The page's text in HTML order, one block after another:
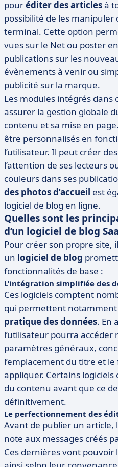
pouréditer des articlesà
possibilité de les manipuler
terminal. Cette option
vues sur le Net ou poster
publications sur les
évènements à venir ou
publicité sur la marque.
Les modules intégrés dans
assurer la gestion globale
contenu et sa mise en
être personnalisés en
l’utilisateur. Il peut créer
l’attention de ses lecteurs
couleurs dans ses
des photos d’accueil est
logiciel de blog en ligne.
Quelles sont les
d’un logiciel de blog
Pour créer son propre site,
un logiciel de blog
fonctionnalités de base :
L’intégration simplifiée des
Ces logiciels comptent
qui permettent
pratique des données. En
l’utilisateur pourra
paramètres généraux,
l’emplacement du titre et
appliquer. Certains
du contenu avant que ce
définitivement.
Le perfectionnement des
Avant de publier un article,
note aux messages créés
Ces dernières vont pouvoir